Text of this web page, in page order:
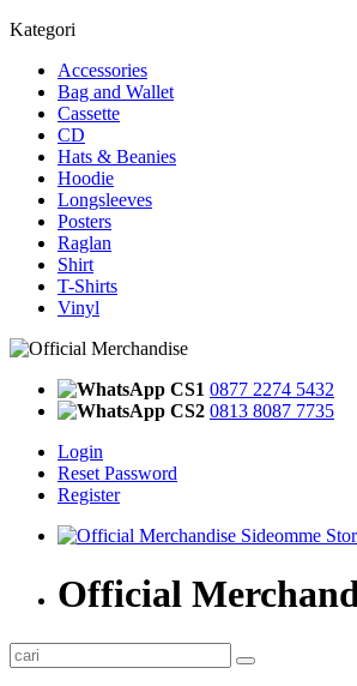
Kategori
Accessories
Bag and Wallet
Cassette
CD
Hats & Beanies
Hoodie
Longsleeves
Posters
Raglan
Shirt
T-Shirts
Vinyl
CS1 0877 2274 5432
CS2 0813 8087 7735
Login
Reset Password
Register
Official